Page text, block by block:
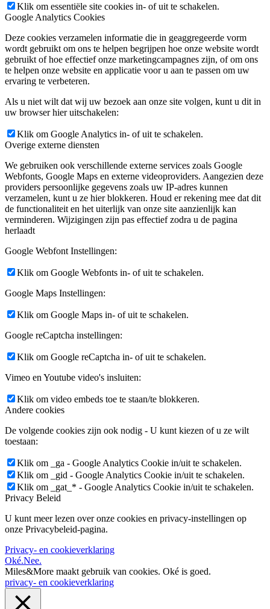
Klik om essentiële site cookies in- of uit te schakelen.
Google Analytics Cookies
Deze cookies verzamelen informatie die in geaggregeerde vorm
wordt gebruikt om ons te helpen begrijpen hoe onze website wordt
gebruikt of hoe effectief onze marketingcampagnes zijn, of om ons
te helpen onze website en applicatie voor u aan te passen om uw
ervaring te verbeteren.
Als u niet wilt dat wij uw bezoek aan onze site volgen, kunt u dit in
uw browser hier uitschakelen:
Klik om Google Analytics in- of uit te schakelen.
Overige externe diensten
We gebruiken ook verschillende externe services zoals Google
Webfonts, Google Maps en externe videoproviders. Aangezien deze
providers persoonlijke gegevens zoals uw IP-adres kunnen
verzamelen, kunt u ze hier blokkeren. Houd er rekening mee dat dit
de functionaliteit en het uiterlijk van onze site aanzienlijk kan
verminderen. Wijzigingen zijn pas effectief zodra u de pagina
herlaadt
Google Webfont Instellingen:
Klik om Google Webfonts in- of uit te schakelen.
Google Maps Instellingen:
Klik om Google Maps in- of uit te schakelen.
Google reCaptcha instellingen:
Klik om Google reCaptcha in- of uit te schakelen.
Vimeo en Youtube video's insluiten:
Klik om video embeds toe te staan/te blokkeren.
Andere cookies
De volgende cookies zijn ook nodig - U kunt kiezen of u ze wilt
toestaan:
Klik om _ga - Google Analytics Cookie in/uit te schakelen.
Klik om _gid - Google Analytics Cookie in/uit te schakelen.
Klik om _gat_* - Google Analytics Cookie in/uit te schakelen.
Privacy Beleid
U kunt meer lezen over onze cookies en privacy-instellingen op
onze Privacybeleid-pagina.
Privacy- en cookieverklaring
Oké.Nee.
Miles&More maakt gebruik van cookies. Oké is goed.
privacy- en cookieverklaring